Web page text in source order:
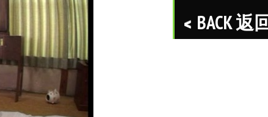
BACK 返